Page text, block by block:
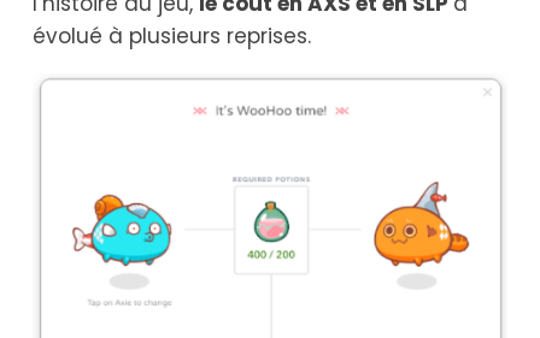
évolué à plusieurs reprises.